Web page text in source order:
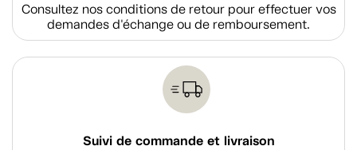
Consultez nos conditions de retour pour effectuer vos
demandes d'échange ou de remboursement.
Suivi de commande et livraison